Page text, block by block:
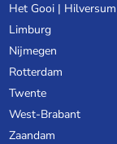
Het Gooi | Hilversum
Limburg
Nijmegen
Rotterdam
Twente
West-Brabant
Zaandam